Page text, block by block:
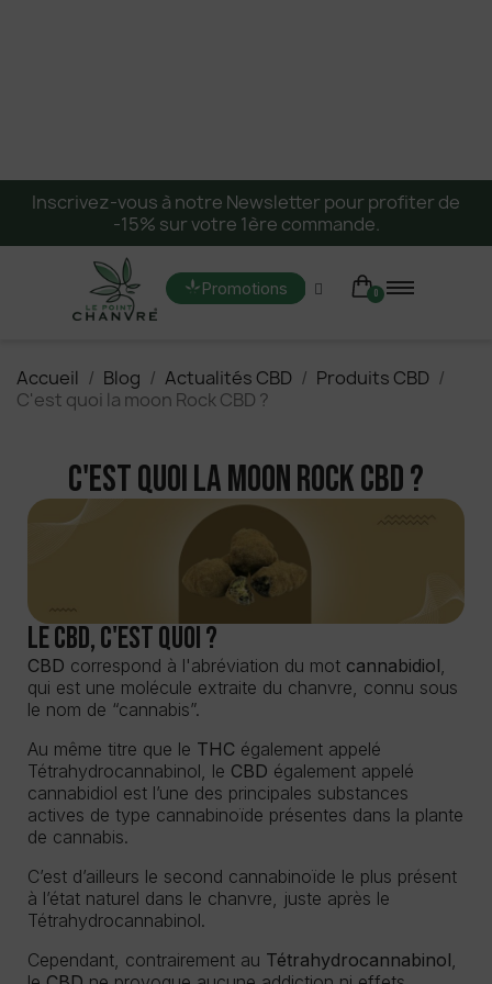
Inscrivez-vous à notre Newsletter pour profiter de
-15% sur votre 1ère commande.
Promotions
Accueil Blog Actualités CBD
Produits CBD
C'est quoi la moon Rock CBD ?
C'est quoi la Moon Rock CBD ?
Le CBD, c'est quoi ?
CBD correspond à l'abréviation du mot cannabidiol,
qui est une molécule extraite du chanvre, connu sous
le nom de “cannabis”.
Au même titre que le THC également appelé
Tétrahydrocannabinol, le CBD également appelé
cannabidiol est l’une des principales substances
actives de type cannabinoïde présentes dans la plante
de cannabis.
C’est d’ailleurs le second cannabinoïde le plus présent
à l’état naturel dans le chanvre, juste après le
Tétrahydrocannabinol.
Cependant, contrairement au Tétrahydrocannabinol,